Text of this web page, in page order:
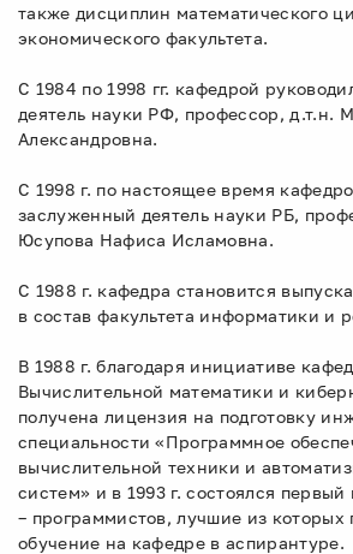
также дисциплин математического
экономического факультета.
С 1984 по 1998 гг. кафедрой
деятель науки РФ, профессор, д.т.н.
Александровна.
С 1998 г. по настоящее время
заслуженный деятель науки РБ,
Юсупова Нафиса Исламовна.
С 1988 г. кафедра становится
в состав факультета информатики и
В 1988 г. благодаря инициативе
Вычислительной математики и
получена лицензия на подготовку
специальности «Программное
вычислительной техники и
систем» и в 1993 г. состоялся
– программистов, лучшие из которых
обучение на кафедре в аспирантуре.